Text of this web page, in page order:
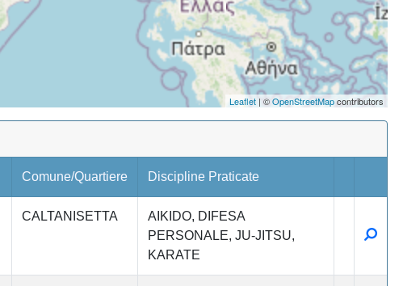
Leaflet| ©OpenStreetMapcontributors
Comune/Quartiere Discipline Praticate
CALTANISETTA AIKIDO
DIFESA
PERSONALE JU-JITSU
KARATE